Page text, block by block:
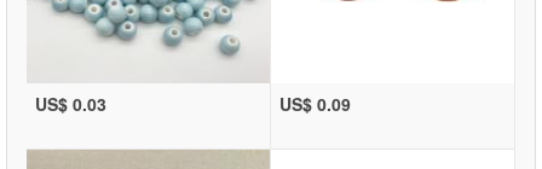
US$ 0.03 US$ 0.09